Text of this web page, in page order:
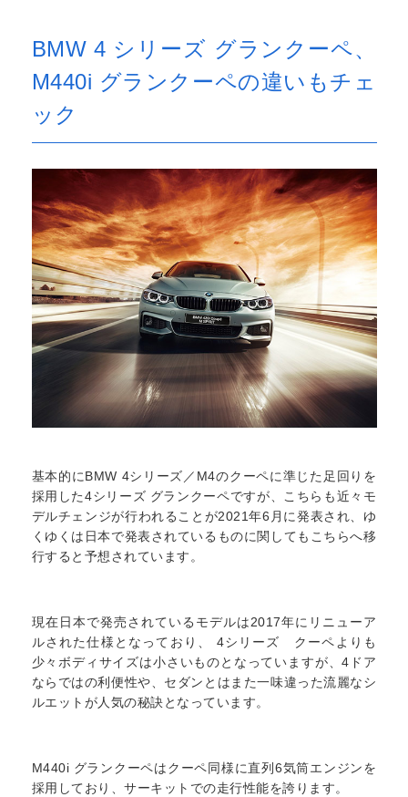
BMW 4 シリーズ グランクーペ、
M440i グランクーペの違いもチェ
ック
基本的にBMW 4シリーズ／M4のクーペに準じた足回りを
採用した4シリーズ グランクーペですが、こちらも近々モ
デルチェンジが行われることが2021年6月に発表され、ゆ
くゆくは日本で発表されているものに関してもこちらへ移
行すると予想されています。
現在日本で発売されているモデルは2017年にリニューア
ルされた仕様となっており、 4シリーズ クーペよりも
少々ボディサイズは小さいものとなっていますが、4ドア
ならではの利便性や、セダンとはまた一味違った流麗なシ
ルエットが人気の秘訣となっています。
M440i グランクーペはクーペ同様に直列6気筒エンジンを
採用しており、サーキットでの走行性能を誇ります。